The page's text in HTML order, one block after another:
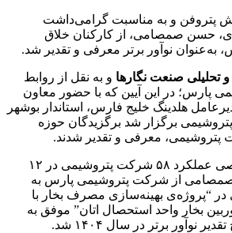
پتروفن و به مناسبت گرامی‌داشت
حسن صمصامی، از کارکنان خلاق
نوآور برتر معرفی و تقدیر شد.
و تحلیلی صنعت نگارها و به نقل از روابط
پارس؛ در این آیین که با حضور معاون
هلدینگ خلیج فارس، استاندار بوشهر
برگزار شد برگزیدگان حوزه
معرفی و تقدیر شدند.
بر اساس ارزیابی تخصصی عملکرد ۵۸ شرکت پتروشیمی در ۱۲
از شرکت پتروشیمی پارس به
“پروژه‌ی بهینه‌سازی مصرف بخار با
بخار واحد استحصال اتان” موفق به
نوآور برتر در سال ۱۴۰۴ شد.